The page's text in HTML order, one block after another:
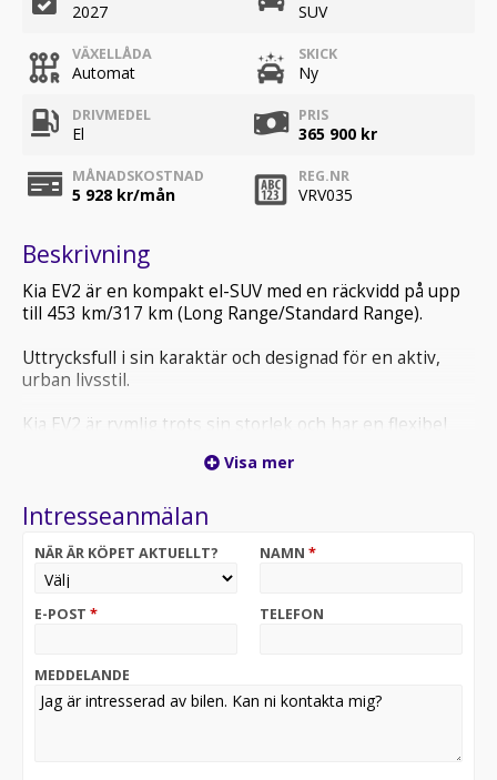
2027 SUV
VÄXELLÅDA
Automat
SKICK
Ny
DRIVMEDEL
El
PRIS
365 900 kr
MÅNADSKOSTNAD
5 928 kr/mån
REG.NR
VRV035
Beskrivning
Kia EV2 är en kompakt el-SUV med en räckvidd på upp
till 453 km/317 km (Long Range/Standard Range).
Uttrycksfull i sin karaktär och designad för en aktiv,
urban livsstil.
Kia EV2 är rymlig trots sin storlek och har en flexibel
säten/5 säten). Avancerade assistanssystem och
aktiv filkörningsassistent (LFA), trådlös Apple CarPlay™
innerbackspegel, adaptiv farthållare med stop & go,
rattvärme mm.
Alla versioner levereras som standard med värmepump
smartphone med Kia App samt konditionera/förvärma
batteriet för optimal snabbladdning. Även
metallic/pearl-lack är standard.
Visa mer
Intresseanmälan
NÄR ÄR KÖPET AKTUELLT? NAMN *
E-POST * TELEFON
MEDDELANDE